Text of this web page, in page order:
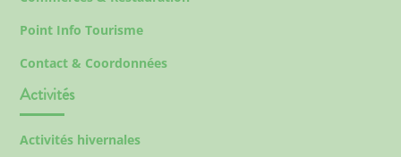
Point Info Tourisme
Contact & Coordonnées
Activités
Activités hivernales